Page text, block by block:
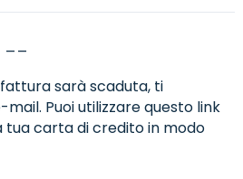
sarà scaduta, ti
Puoi utilizzare questo link
tua carta di credito in modo